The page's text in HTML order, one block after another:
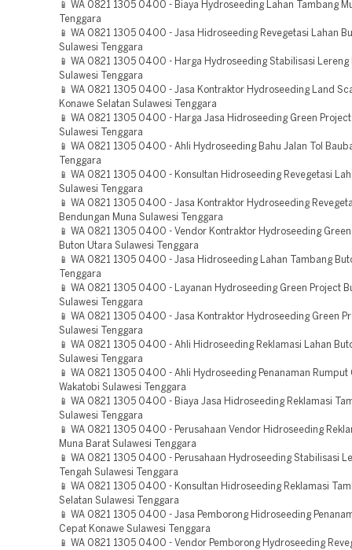
📱 WA 0821 1305 0400 - Biaya Hydroseeding Lahan Tambang
Tenggara
📱 WA 0821 1305 0400 - Jasa Hidroseeding Revegetasi Lahan
Sulawesi Tenggara
📱 WA 0821 1305 0400 - Harga Hydroseeding Stabilisasi Lereng
Sulawesi Tenggara
📱 WA 0821 1305 0400 - Jasa Kontraktor Hydroseeding Land
Konawe Selatan Sulawesi Tenggara
📱 WA 0821 1305 0400 - Harga Jasa Hidroseeding Green
Sulawesi Tenggara
📱 WA 0821 1305 0400 - Ahli Hydroseeding Bahu Jalan Tol
Tenggara
📱 WA 0821 1305 0400 - Konsultan Hidroseeding Revegetasi
Sulawesi Tenggara
📱 WA 0821 1305 0400 - Jasa Kontraktor Hydroseeding
Bendungan Muna Sulawesi Tenggara
📱 WA 0821 1305 0400 - Vendor Kontraktor Hydroseeding
Buton Utara Sulawesi Tenggara
📱 WA 0821 1305 0400 - Jasa Hidroseeding Lahan Tambang
Tenggara
📱 WA 0821 1305 0400 - Layanan Hydroseeding Green Project
Sulawesi Tenggara
📱 WA 0821 1305 0400 - Jasa Kontraktor Hydroseeding Green
Sulawesi Tenggara
📱 WA 0821 1305 0400 - Ahli Hidroseeding Reklamasi Lahan
Sulawesi Tenggara
📱 WA 0821 1305 0400 - Ahli Hydroseeding Penanaman Rumput
Wakatobi Sulawesi Tenggara
📱 WA 0821 1305 0400 - Biaya Jasa Hidroseeding Reklamasi
Sulawesi Tenggara
📱 WA 0821 1305 0400 - Perusahaan Vendor Hidroseeding
Muna Barat Sulawesi Tenggara
📱 WA 0821 1305 0400 - Perusahaan Hydroseeding Stabilisasi
Tengah Sulawesi Tenggara
📱 WA 0821 1305 0400 - Konsultan Hidroseeding Reklamasi
Selatan Sulawesi Tenggara
📱 WA 0821 1305 0400 - Jasa Pemborong Hidroseeding
Cepat Konawe Sulawesi Tenggara
📱 WA 0821 1305 0400 - Vendor Pemborong Hydroseeding